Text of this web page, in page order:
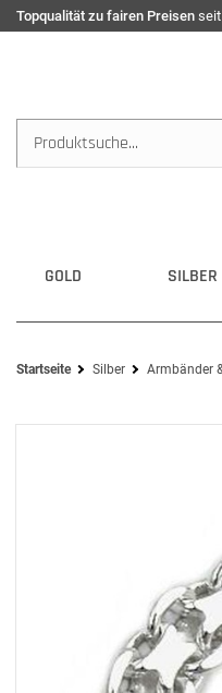
Topqualität zu fairen Preisen
GOLD SILBER
Startseite Silber Armbänder